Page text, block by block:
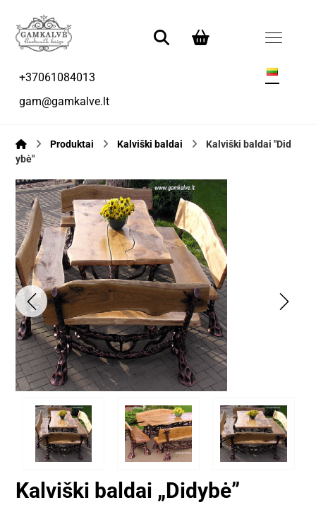
+37061084013
gam@gamkalve.lt
Produktai Kalviški baldai
Kalviški baldai "Did
ybė"
Kalviški baldai „Didybė”